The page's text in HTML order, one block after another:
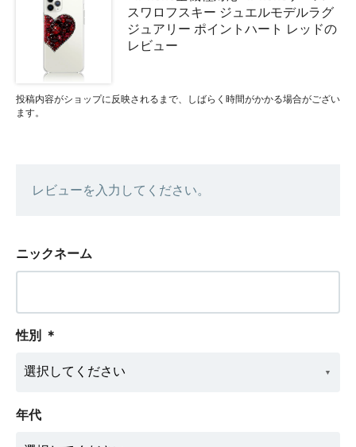
スワロフスキー ジュエルモデルラグ
ジュアリー ポイントハート レッドの
レビュー
投稿内容がショップに反映されるまで、しばらく時間がかかる場合がござい
ます。
レビューを入力してください。
ニックネーム
性別 ＊
年代